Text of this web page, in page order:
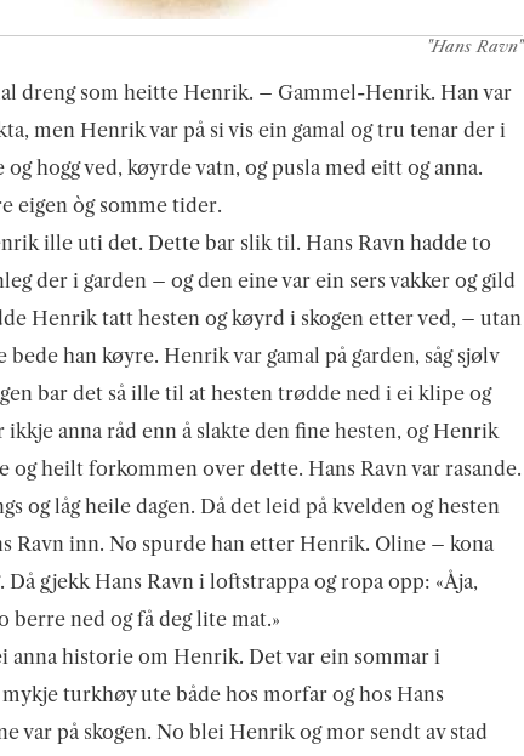
"Hans Ravn"
dreng som heitte Henrik. – Gammel-Henrik. Han var
men Henrik var på si vis ein gamal og tru tenar der i
hogg ved, køyrde vatn, og pusla med eitt og anna.
eigen òg somme tider.
ille uti det. Dette bar slik til. Hans Ravn hadde to
der i garden – og den eine var ein sers vakker og gild
Henrik tatt hesten og køyrd i skogen etter ved, – utan
bede han køyre. Henrik var gamal på garden, såg sjølv
bar det så ille til at hesten trødde ned i ei klipe og
anna råd enn å slakte den fine hesten, og Henrik
og heilt forkommen over dette. Hans Ravn var rasande.
og låg heile dagen. Då det leid på kvelden og hesten
Ravn inn. No spurde han etter Henrik. Oline – kona
Då gjekk Hans Ravn i loftstrappa og ropa opp: «Åja,
berre ned og få deg lite mat.»
anna historie om Henrik. Det var ein sommar i
turkhøy ute både hos morfar og hos Hans
var på skogen. No blei Henrik og mor sendt av stad